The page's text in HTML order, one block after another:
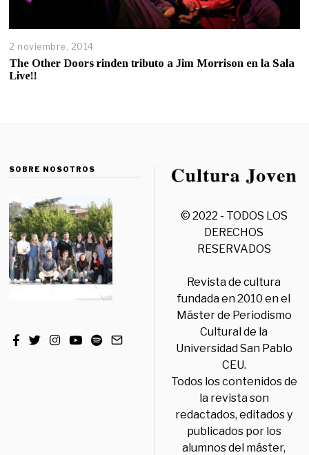
2 noviembre, 2014
The Other Doors rinden tributo a Jim Morrison en la Sala
Live!!
SOBRE NOSOTROS
© 2022 - TODOS LOS
DERECHOS
RESERVADOS
Revista de cultura
fundada en 2010 en el
Máster de Periodismo
Cultural de la
Universidad San Pablo
CEU.
Todos los contenidos de
la revista son
redactados, editados y
publicados por los
alumnos del máster,